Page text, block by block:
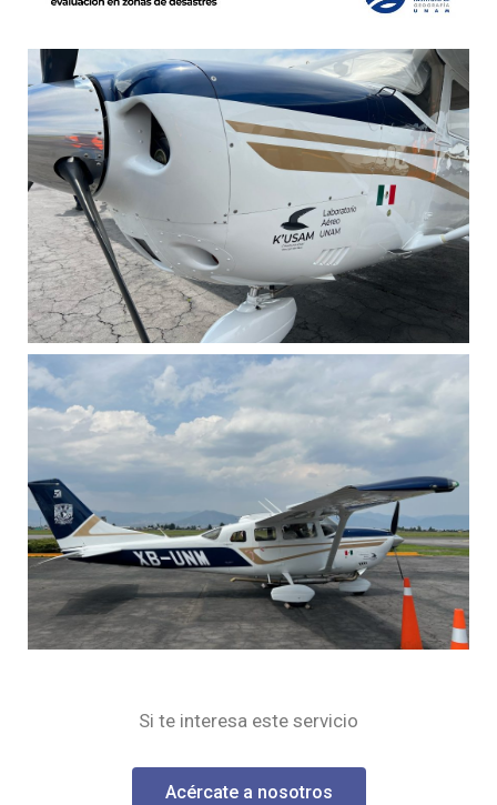
Si te interesa este servicio
Acércate a nosotros